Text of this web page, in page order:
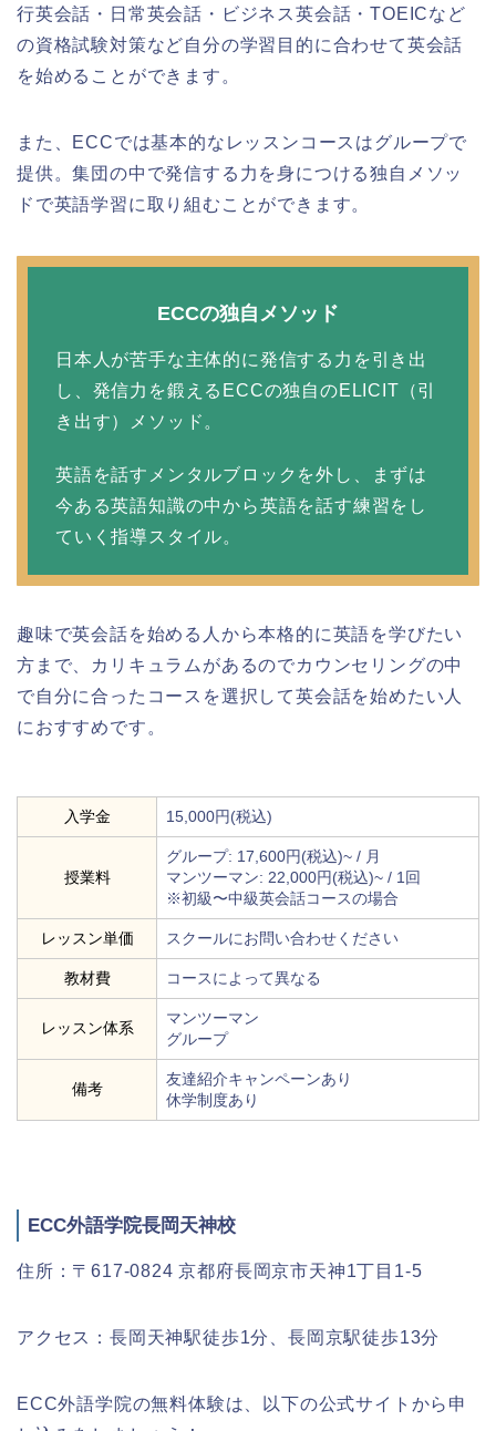
行英会話・日常英会話・ビジネス英会話・TOEICなど
の資格試験対策など自分の学習目的に合わせて英会話
を始めることができます。
また、ECCでは基本的なレッスンコースはグループで
提供。集団の中で発信する力を身につける独自メソッ
ドで英語学習に取り組むことができます。
ECCの独自メソッド
日本人が苦手な主体的に発信する力を引き出
し、発信力を鍛えるECCの独自のELICIT（引
き出す）メソッド。
英語を話すメンタルブロックを外し、まずは
今ある英語知識の中から英語を話す練習をし
ていく指導スタイル。
趣味で英会話を始める人から本格的に英語を学びたい
方まで、カリキュラムがあるのでカウンセリングの中
で自分に合ったコースを選択して英会話を始めたい人
におすすめです。
入学金 15,000円(税込)
授業料
グループ: 17,600円(税込)~ / 月
マンツーマン: 22,000円(税込)~ / 1回
※初級〜中級英会話コースの場合
レッスン単価 スクールにお問い合わせください
教材費 コースによって異なる
レッスン体系
マンツーマン
グループ
備考
友達紹介キャンペーンあり
休学制度あり
ECC外語学院長岡天神校
住所：〒617-0824 京都府長岡京市天神1丁目1-5
アクセス：長岡天神駅徒歩1分、長岡京駅徒歩13分
ECC外語学院の無料体験は、以下の公式サイトから申